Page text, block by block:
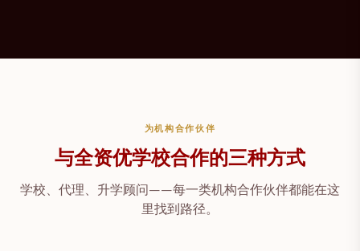
为机构合作伙伴
与全资优学校合作的三种方式
学校、代理、升学顾问——每一类机构合作伙伴都能在这
里找到路径。